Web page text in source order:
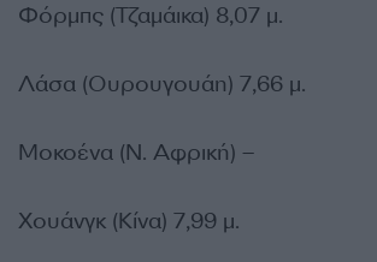
Φόρμπς (Τζαμάικα) 8,07 μ.
Λάσα (Ουρουγουάη) 7,66 μ.
Μοκοένα (Ν. Αφρική) –
Χουάνγκ (Κίνα) 7,99 μ.